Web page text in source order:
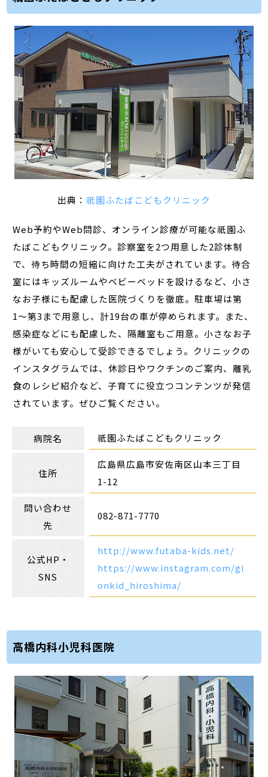
出典： 祇園ふたばこどもクリニック
Web予約やWeb問診、オンライン診療が可能な祇園ふ
たばこどもクリニック。診察室を2つ用意した2診体制
で、待ち時間の短縮に向けた工夫がされています。待合
室にはキッズルームやベビーベッドを設けるなど、小さ
なお子様にも配慮した医院づくりを徹底。駐車場は第
1〜第3まで用意し、計19台の車が停められます。また、
感染症などにも配慮した、隔離室もご用意。小さなお子
様がいても安心して受診できるでしょう。クリニックの
インスタグラムでは、休診日やワクチンのご案内、離乳
食のレシピ紹介など、子育てに役立つコンテンツが発信
されています。ぜひご覧ください。
病院名 祇園ふたばこどもクリニック
住所
広島県広島市安佐南区山本三丁目
1-12
問い合わせ
先
082-871-7770
公式HP・
SNS
http://www.futaba-kids.net/
https://www.instagram.com/gi
onkid_hiroshima/
高橋内科小児科医院